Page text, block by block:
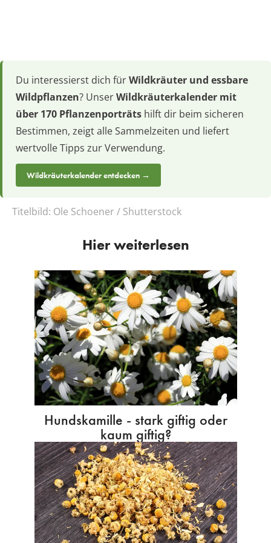
Du interessierst dich fürWildkräuter und essbare
Wildpflanzen? UnserWildkräuterkalender mit
über 170 Pflanzenporträts hilft dir beim sicheren
Bestimmen, zeigt alle Sammelzeiten und liefert
wertvolle Tipps zur Verwendung.
Wildkräuterkalender entdecken →
Titelbild: Ole Schoener / Shutterstock
Hier weiterlesen
Hundskamille - stark giftig oder
kaum giftig?